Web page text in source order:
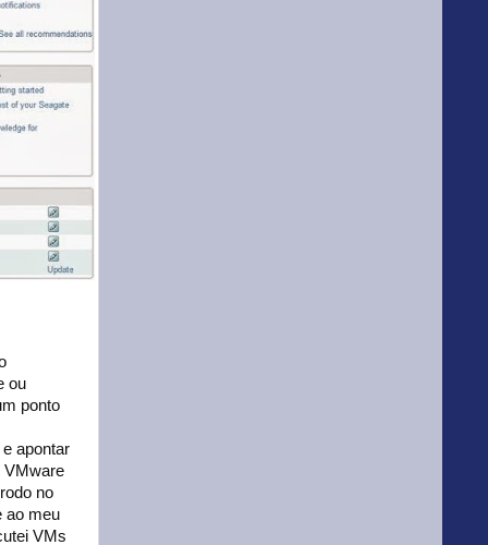
ou
ponto
apontar
VMware
no
ao meu
VMs